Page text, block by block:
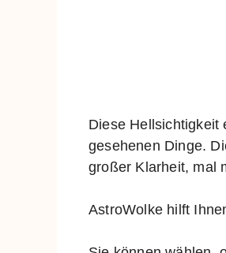
Diese Hellsichtigkeit
gesehenen Dinge.
großer Klarheit, mal
AstroWolke hilft